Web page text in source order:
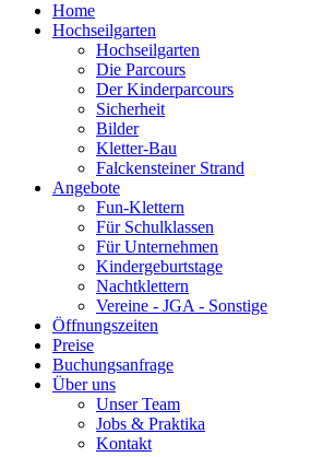
Home
Hochseilgarten
Hochseilgarten
Die Parcours
Der Kinderparcours
Sicherheit
Bilder
Kletter-Bau
Falckensteiner Strand
Angebote
Fun-Klettern
Für Schulklassen
Für Unternehmen
Kindergeburtstage
Nachtklettern
Vereine - JGA - Sonstige
Öffnungszeiten
Preise
Buchungsanfrage
Über uns
Unser Team
Jobs & Praktika
Kontakt